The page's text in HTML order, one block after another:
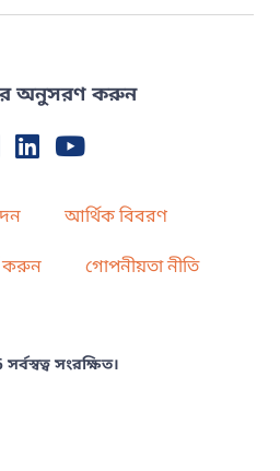
অনুসরণ করুন
আর্থিক বিবরণ
করুন গোপনীয়তা নীতি
সংরক্ষিত।